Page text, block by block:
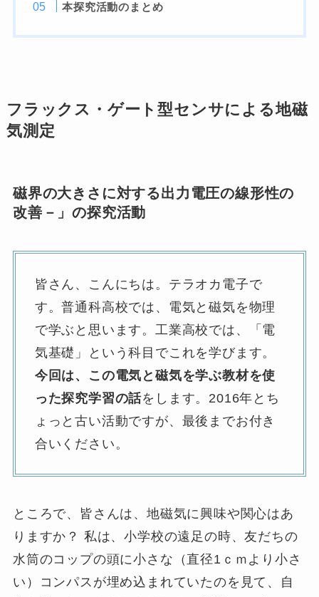
本探究活動のまとめ
フラックス・ゲート型センサによる地磁
気測定
磁界の大きさに対する出力電圧の線形性の
改善－」の探究活動
皆さん、こんにちは。テラオカ電子で
す。普通科高校では、電気と磁気を物理
で学ぶと思います。工業高校では、「電
気基礎」という科目でこれを学びます。
今回は、この電気と磁気を学ぶ教材を使
った探究学習の話をします。2016年とち
ょっと古い活動ですが、最後までお付き
合いください。
ところで、皆さんは、地磁気に興味や関心はあ
りますか？ 私は、小学校の遠足の時、友だちの
水筒のコップの頭に小さな（直径1ｃｍより小さ
い）コンパスが埋め込まれていたのを見て、自